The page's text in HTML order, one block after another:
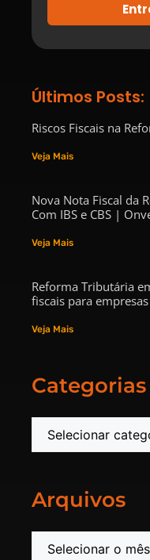
Últimos Posts:
Riscos Fiscais na
Veja Mais
Nova Nota Fiscal da
Com IBS e CBS |
Veja Mais
Reforma Tributária
fiscais para
Veja Mais
Categorias
Arquivos